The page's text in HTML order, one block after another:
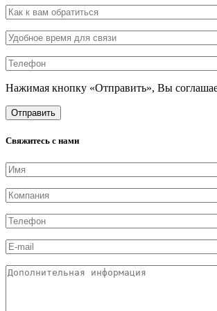
Нажимая кнопку «Отправить», Вы
Свяжитесь с нами